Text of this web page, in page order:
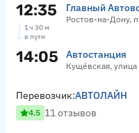
12:35 Главный
Ростов-на-Дону,
1 ч 30 м
в пути
14:05 Автостанция
Кущёвская, улица
Перевозчик:АВТОЛАЙН
4.5 11 отзывов